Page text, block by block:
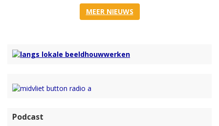
MEER NIEUWS
Podcast